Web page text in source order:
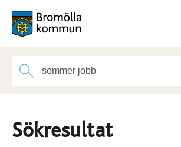
Sökresultat